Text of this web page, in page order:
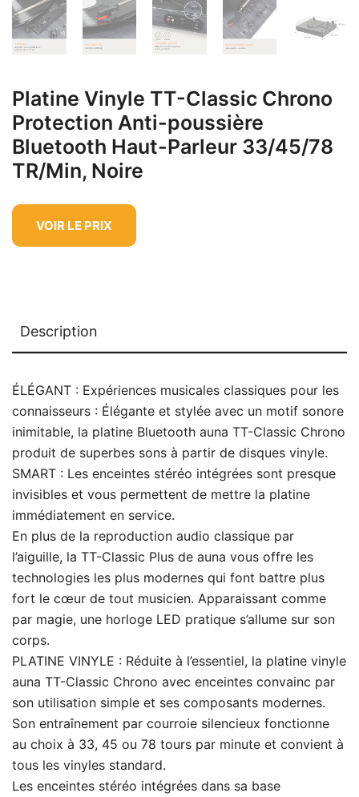
Platine Vinyle TT-Classic Chrono
Protection Anti-poussière
Bluetooth Haut-Parleur 33/45/78
TR/Min, Noire
VOIR LE PRIX
Description
ÉLÉGANT : Expériences musicales classiques pour les
connaisseurs : Élégante et stylée avec un motif sonore
inimitable, la platine Bluetooth auna TT-Classic Chrono
produit de superbes sons à partir de disques vinyle.
SMART : Les enceintes stéréo intégrées sont presque
invisibles et vous permettent de mettre la platine
immédiatement en service.
En plus de la reproduction audio classique par
l’aiguille, la TT-Classic Plus de auna vous offre les
technologies les plus modernes qui font battre plus
fort le cœur de tout musicien. Apparaissant comme
par magie, une horloge LED pratique s’allume sur son
corps.
PLATINE VINYLE : Réduite à l’essentiel, la platine vinyle
auna TT-Classic Chrono avec enceintes convainc par
son utilisation simple et ses composants modernes.
Son entraînement par courroie silencieux fonctionne
au choix à 33, 45 ou 78 tours par minute et convient à
tous les vinyles standard.
Les enceintes stéréo intégrées dans sa base